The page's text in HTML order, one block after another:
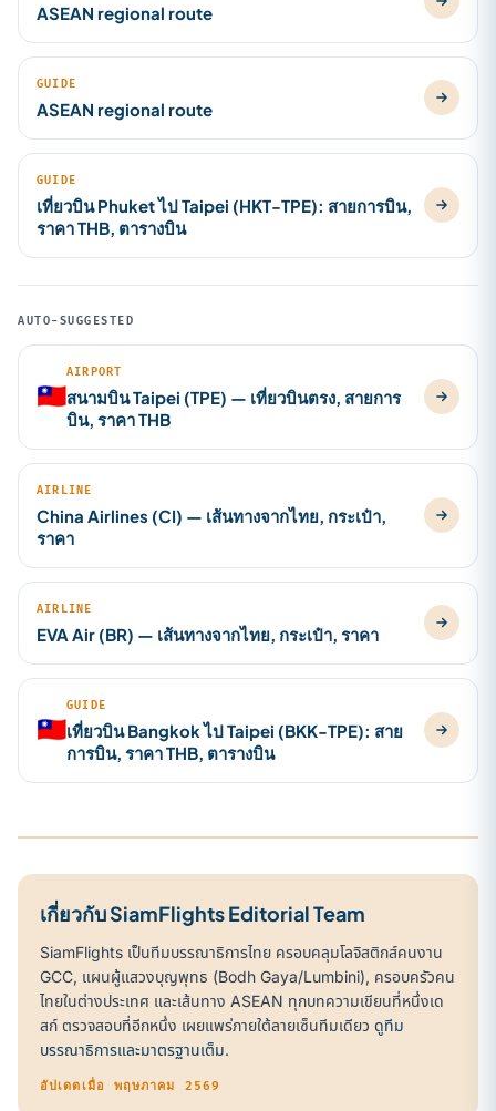
ASEAN regional route
GUIDE
ASEAN regional route
GUIDE
เที่ยวบิน Phuket ไป Taipei (HKT-TPE): สายการบิน,
ราคา THB, ตารางบิน
AUTO-SUGGESTED
🇹🇼
AIRPORT
สนามบิน Taipei (TPE) — เที่ยวบินตรง, สายการ
บิน, ราคา THB
AIRLINE
China Airlines (CI) — เส้นทางจากไทย, กระเป๋า,
ราคา
AIRLINE
EVA Air (BR) — เส้นทางจากไทย, กระเป๋า, ราคา
🇹🇼
GUIDE
เที่ยวบิน Bangkok ไป Taipei (BKK-TPE): สาย
การบิน, ราคา THB, ตารางบิน
เกี่ยวกับ SiamFlights Editorial Team
SiamFlights เป็นทีมบรรณาธิการไทย ครอบคลุมโลจิสติกส์คนงาน
GCC, แผนผู้แสวงบุญพุทธ (Bodh Gaya/Lumbini), ครอบครัวคน
ไทยในต่างประเทศ และเส้นทาง ASEAN ทุกบทความเขียนที่หนึ่งเด
สก์ ตรวจสอบที่อีกหนึ่ง เผยแพร่ภายใต้ลายเซ็นทีมเดียว ดูทีม
บรรณาธิการและมาตรฐานเต็ม.
อัปเดตเมื่อ พฤษภาคม 2569